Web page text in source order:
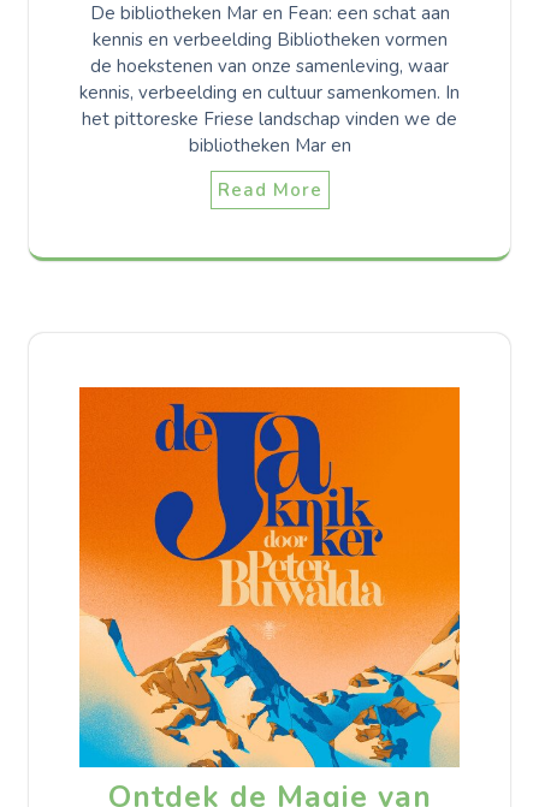
De bibliotheken Mar en Fean: een schat aan
kennis en verbeelding Bibliotheken vormen
de hoekstenen van onze samenleving, waar
kennis, verbeelding en cultuur samenkomen. In
het pittoreske Friese landschap vinden we de
bibliotheken Mar en
Read More
Ontdek de Magie van